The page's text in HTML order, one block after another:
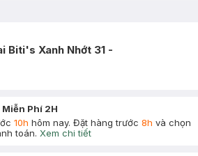
Biti's Xanh Nhớt 31 -
Phí 2H
10h hôm nay. Đặt hàng trước 8h và chọn
toán. Xem chi tiết